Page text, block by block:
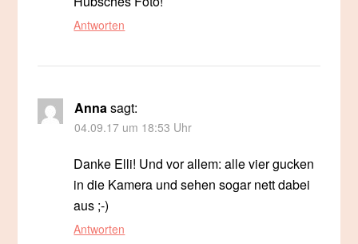
Antworten
Annasagt:
04.09.17 um 18:53 Uhr
Danke Elli! Und vor allem: alle vier gucken
in die Kamera und sehen sogar nett dabei
aus ;-)
Antworten